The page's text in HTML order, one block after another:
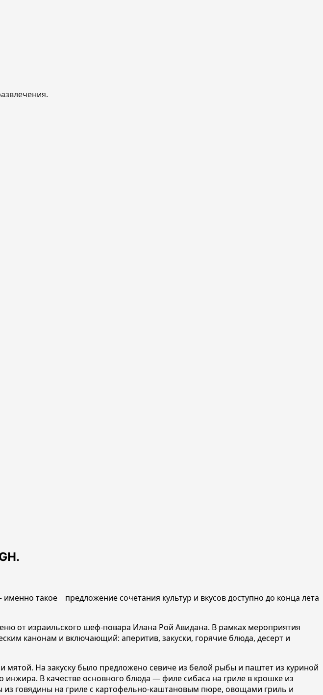
именно такое
предложение сочетания культур и вкусов доступно до конца лета
от израильского шеф-повара Илана Рой Авидана. В рамках мероприятия
канонам и включающий: аперитив, закуски, горячие блюда, десерт и
На закуску было предложено севиче из белой рыбы и паштет из куриной
В качестве основного блюда — филе сибаса на гриле в крошке из
из говядины на гриле с картофельно-каштановым пюре, овощами гриль и